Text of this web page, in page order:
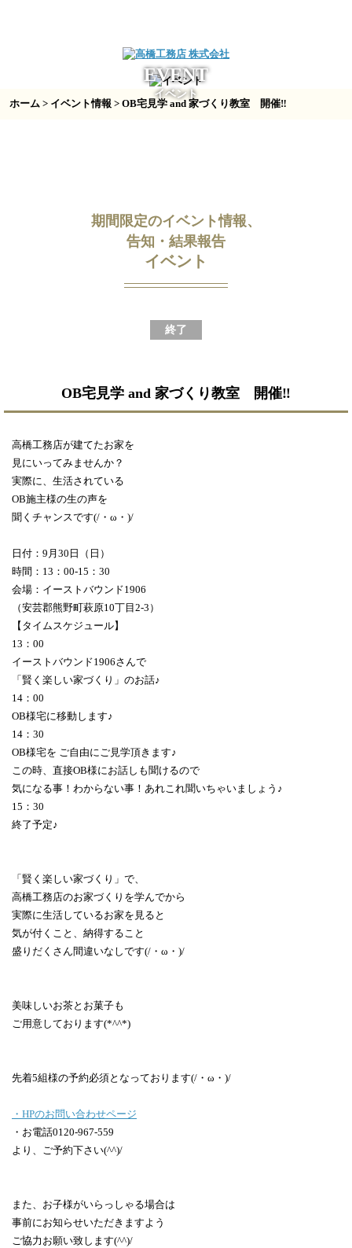
EVENT
イベント
ホーム > イベント情報 > OB宅見学 and 家づくり教室 開催‼
期間限定のイベント情報、
告知・結果報告
イベント
終了
OB宅見学 and 家づくり教室 開催‼
高橋工務店が建てたお家を
見にいってみませんか？
実際に、生活されている
OB施主様の生の声を
聞くチャンスです(/・ω・)/
日付：9月30日（日）
時間：13：00-15：30
会場：イーストバウンド1906
（安芸郡熊野町萩原10丁目2-3）
【タイムスケジュール】
13：00
イーストバウンド1906さんで
「賢く楽しい家づくり」のお話♪
14：00
OB様宅に移動します♪
14：30
OB様宅を ご自由にご見学頂きます♪
この時、直接OB様にお話しも聞けるので
気になる事！わからない事！あれこれ聞いちゃいましょう♪
15：30
終了予定♪
「賢く楽しい家づくり」で、
高橋工務店のお家づくりを学んでから
実際に生活しているお家を見ると
気が付くこと、納得すること
盛りだくさん間違いなしです(/・ω・)/
美味しいお茶とお菓子も
ご用意しております(*^^*)
先着5組様の予約必須となっております(/・ω・)/
・HPのお問い合わせページ
・お電話0120-967-559
より、ご予約下さい(^^)/
また、お子様がいらっしゃる場合は
事前にお知らせいただきますよう
ご協力お願い致します(^^)/